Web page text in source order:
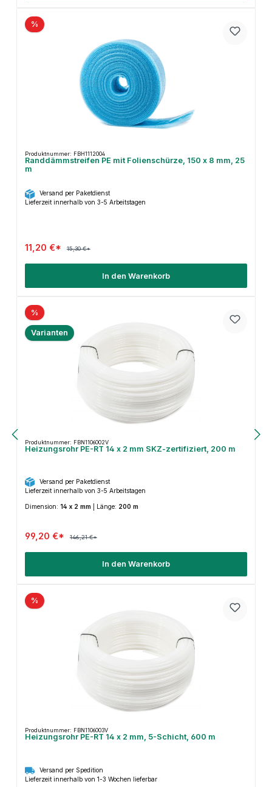
%
Produktnummer: FBH1112004
Randdämmstreifen PE mit Folienschürze, 150 x 8 mm, 25
m
Versand per Paketdienst
Lieferzeit innerhalb von 3-5 Arbeitstagen
11,20 €* 15,30 €*
In den Warenkorb
%
Varianten
Produktnummer: FBN1106002V
Heizungsrohr PE-RT 14 x 2 mm SKZ-zertifiziert, 200 m
Versand per Paketdienst
Lieferzeit innerhalb von 3-5 Arbeitstagen
Dimension: 14 x 2 mm Länge: 200 m
99,20 €* 146,21 €*
In den Warenkorb
%
Produktnummer: FBN1106003V
Heizungsrohr PE-RT 14 x 2 mm, 5-Schicht, 600 m
Versand per Spedition
Lieferzeit innerhalb von 1-3 Wochen lieferbar